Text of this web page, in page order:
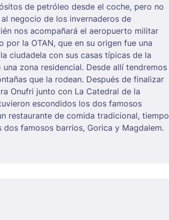
de petróleo desde el coche, pero no
negocio de los invernaderos de
nos acompañará el aeropuerto militar
por la OTAN, que en su origen fue una
ciudadela con sus casas típicas de la
zona residencial. Desde allí tendremos
que la rodean. Después de finalizar
Onufri junto con La Catedral de la
escondidos los dos famosos
restaurante de comida tradicional, tiempo
famosos barrios, Gorica y Magdalem.